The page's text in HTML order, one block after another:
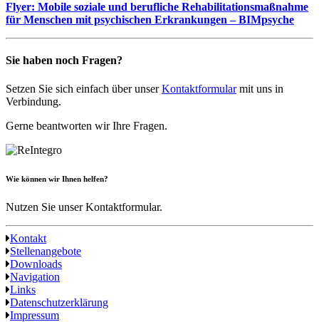
Flyer: Mobile soziale und berufliche Rehabilitationsmaßnahme
für Menschen mit psychischen Erkrankungen –BIMpsyche
Sie haben noch Fragen?
Setzen Sie sich einfach über unserKontaktformularmit uns in
Verbindung.
Gerne beantworten wir Ihre Fragen.
Wie können wir Ihnen helfen?
Nutzen Sie unser Kontaktformular.
Kontakt
Stellenangebote
Downloads
Navigation
Links
Datenschutz­erklärung
Impressum